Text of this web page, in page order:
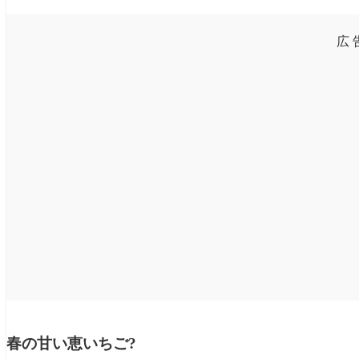
広
春の甘い恵いちご?